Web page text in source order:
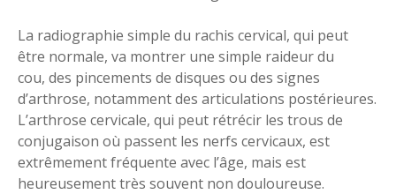
La radiographie simple du rachis cervical, qui peut
être normale, va montrer une simple raideur du
cou, des pincements de disques ou des signes
d’arthrose, notamment des articulations postérieures.
L’arthrose cervicale, qui peut rétrécir les trous de
conjugaison où passent les nerfs cervicaux, est
extrêmement fréquente avec l’âge, mais est
heureusement très souvent non douloureuse.